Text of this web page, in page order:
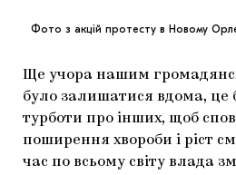
Фото з акцій протесту в Новому
Ще учора нашим
було залишатися вдома, це
турботи про інших, щоб
поширення хвороби і ріст
час по всьому світу влада